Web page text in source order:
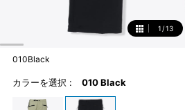
1 /13
010Black
カラーを選択 : 010 Black